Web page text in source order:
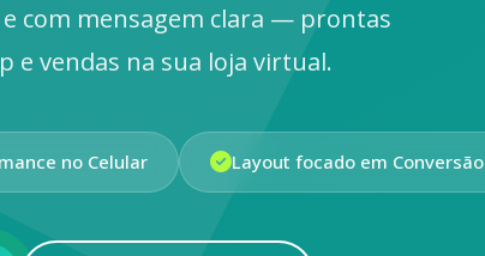
com mensagem clara — prontas
e vendas na sua loja virtual.
no Celular Layout focado em Conversão